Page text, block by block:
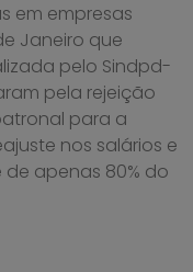
em empresas
Janeiro que
pelo Sindpd-
pela rejeição
para a
nos salários e
apenas 80% do